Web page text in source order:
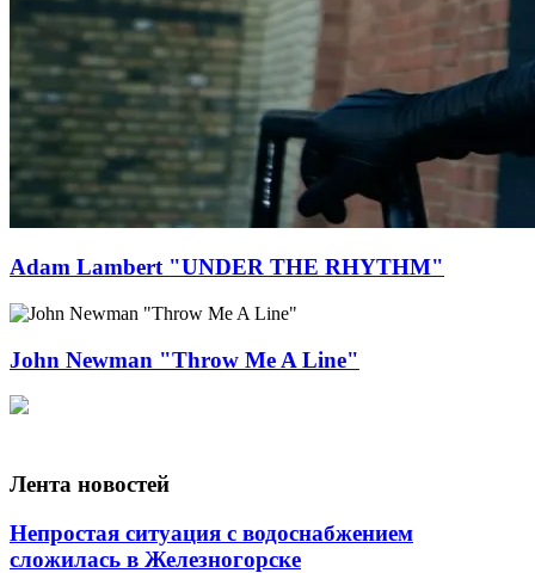
Adam Lambert "UNDER THE RHYTHM"
John Newman "Throw Me A Line"
Лента новостей
Непростая ситуация с водоснабжением
сложилась в Железногорске